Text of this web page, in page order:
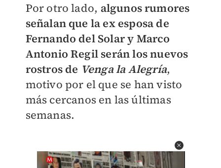
Por otro lado, algunos rumores
señalan que la ex esposa de
Fernando del Solar y Marco
Antonio Regil serán los nuevos
rostros de Venga la Alegría,
motivo por el que se han visto
más cercanos en las últimas
semanas.